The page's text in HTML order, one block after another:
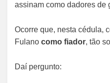
assinam como dadores de
Ocorre que, nesta cédula,
Fulano como fiador, tão
Daí pergunto: